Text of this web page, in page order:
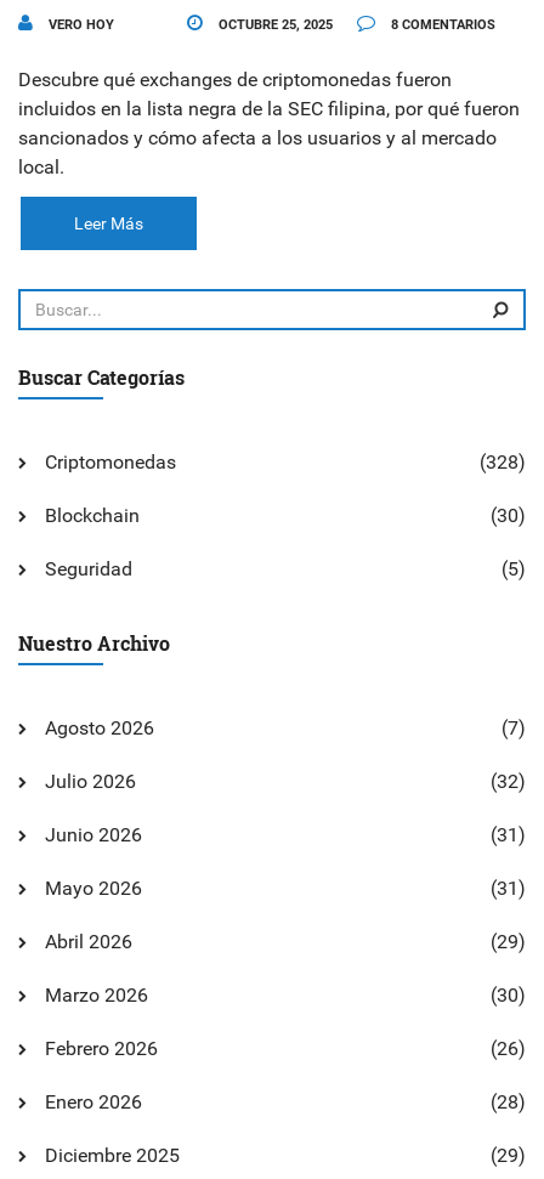
VERO HOY OCTUBRE 25, 2025 8 COMENTARIOS
Descubre qué exchanges de criptomonedas fueron
incluidos en la lista negra de la SEC filipina, por qué fueron
sancionados y cómo afecta a los usuarios y al mercado
local.
Leer Más
Buscar Categorías
Criptomonedas (328)
Blockchain (30)
Seguridad (5)
Nuestro Archivo
Agosto 2026 (7)
Julio 2026 (32)
Junio 2026 (31)
Mayo 2026 (31)
Abril 2026 (29)
Marzo 2026 (30)
Febrero 2026 (26)
Enero 2026 (28)
Diciembre 2025 (29)